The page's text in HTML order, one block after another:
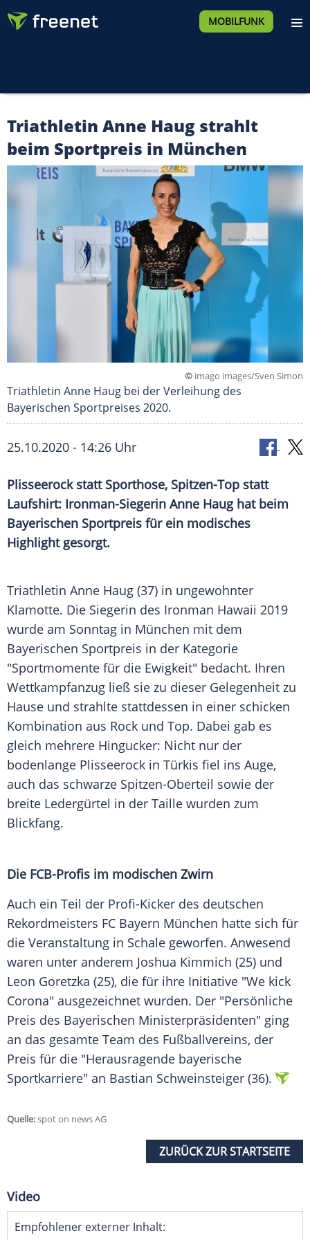
MOBILFUNK
Triathletin Anne Haug strahlt
beim Sportpreis in München
© imago images/Sven Simon
Triathletin Anne Haug bei der Verleihung des
Bayerischen Sportpreises 2020.
25.10.2020 - 14:26 Uhr
Plisseerockstatt Sporthose, Spitzen-Top statt
Laufshirt: Ironman-Siegerin Anne Haughat beim
Bayerischen Sportpreis für ein modisches
Highlightgesorgt.
Triathletin Anne Haug (37) in ungewohnter
Klamotte. Die Siegerin des Ironman Hawaii 2019
wurde am Sonntag in München mit dem
Bayerischen Sportpreis in der Kategorie
"Sportmomente für die Ewigkeit" bedacht. Ihren
Wettkampfanzug ließ sie zu dieser Gelegenheit zu
Hause und strahlte stattdessen in einer schicken
Kombination aus Rock und Top. Dabei gab es
gleich mehrere Hingucker: Nicht nur der
bodenlange Plisseerock in Türkis fiel ins Auge,
auch das schwarze Spitzen-Oberteil sowie der
breite Ledergürtel in der Taille wurden zum
Blickfang.
Die FCB-Profis im modischen Zwirn
Auch ein Teil der Profi-Kicker des deutschen
Rekordmeisters FC Bayern München hatte sich für
die Veranstaltung in Schale geworfen. Anwesend
waren unter anderem Joshua Kimmich (25) und
Leon Goretzka (25), die für ihre Initiative "We kick
Corona" ausgezeichnet wurden. Der "Persönliche
Preis des Bayerischen Ministerpräsidenten" ging
an das gesamte Team des Fußballvereins, der
Preis für die "Herausragende bayerische
Sportkarriere" an Bastian Schweinsteiger (36).
Quelle:spot on news AG
ZURÜCK ZUR STARTSEITE
Video
Empfohlener externer Inhalt: